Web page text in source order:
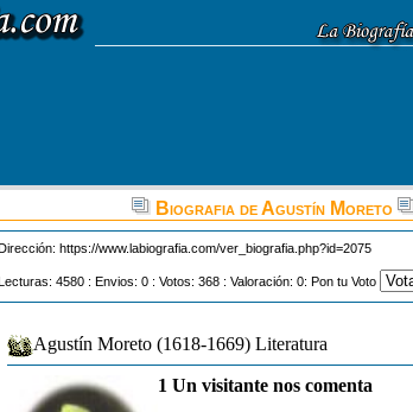
Biografia de Agustín Moreto
https://www.labiografia.com/ver_biografia.php?id=2075
4580 : Envios: 0 : Votos: 368 : Valoración: 0: Pon tu Voto
Agustín Moreto (1618-1669) Literatura
1 Un visitante nos comenta